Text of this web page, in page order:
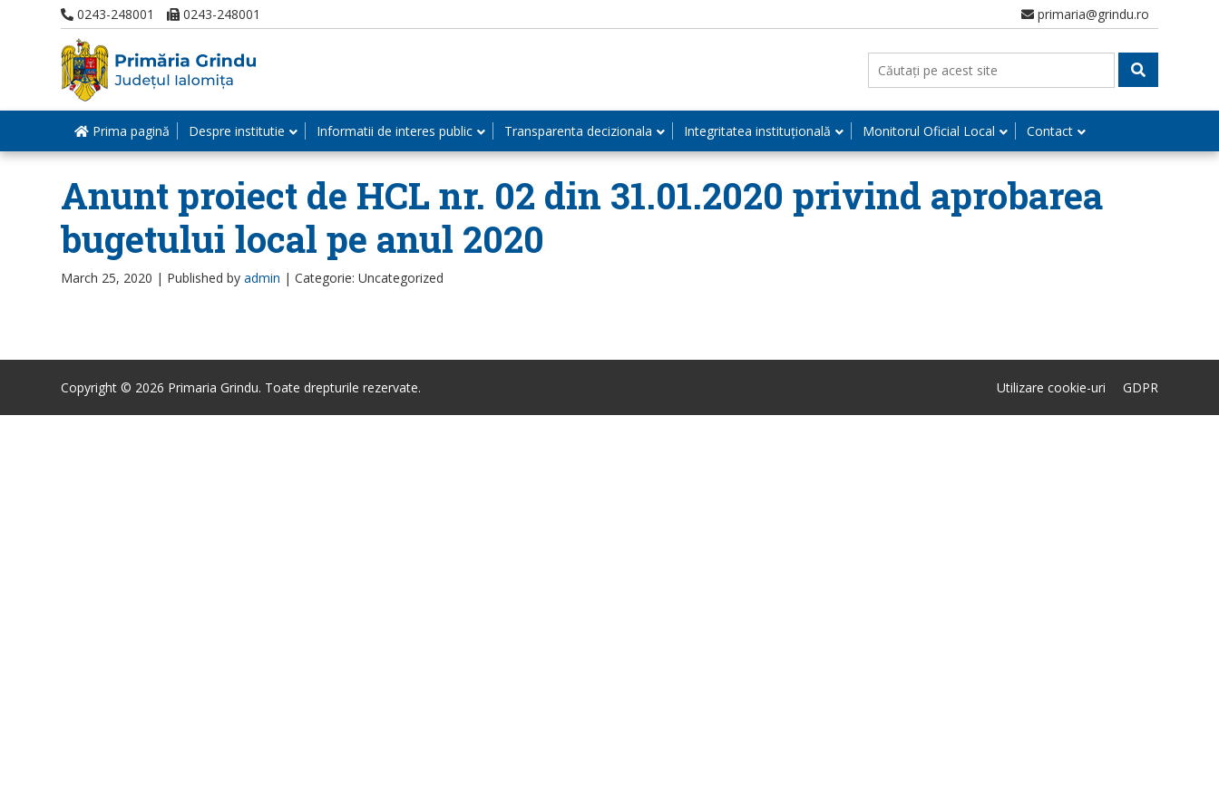
0243-248001 0243-248001 primaria@grindu.ro
Prima pagină Despre institutie Informatii de interes public Transparenta decizionala Integritatea instituțională Monitorul Oficial Local Contact
Anunt proiect de HCL nr. 02 din 31.01.2020 privind aprobarea
bugetului local pe anul 2020
March 25, 2020 | Published by admin | Categorie: Uncategorized
Copyright © 2026 Primaria Grindu. Toate drepturile rezervate. Utilizare cookie-uri GDPR